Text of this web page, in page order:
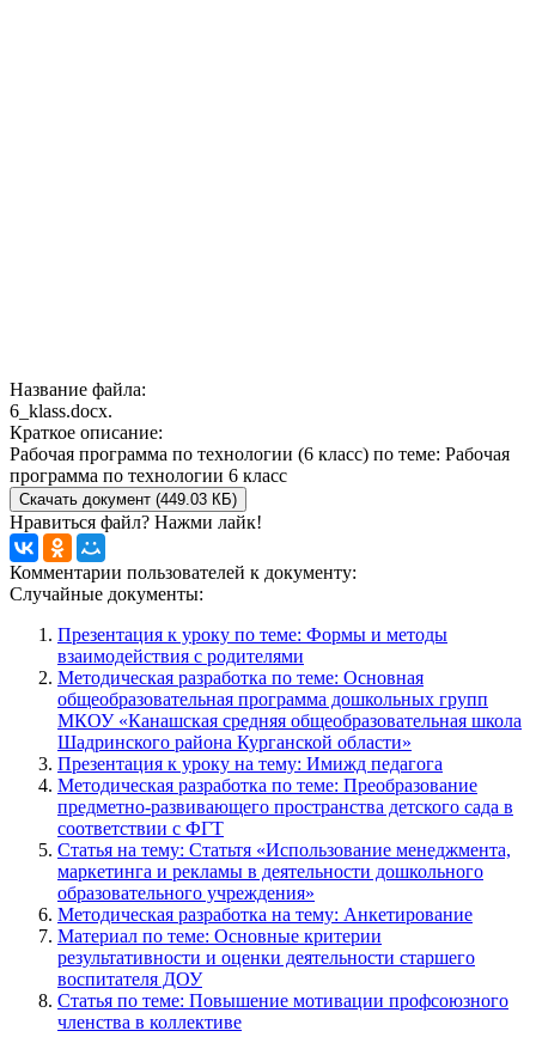
Название файла:
6_klass.docx.
Краткое описание:
Рабочая программа по технологии (6 класс) по теме: Рабочая
программа по технологии 6 класс
Скачать документ (449.03 КБ)
Нравиться файл? Нажми лайк!
Комментарии пользователей к документу:
Случайные документы:
Презентация к уроку по теме: Формы и методы
взаимодействия с родителями
Методическая разработка по теме: Основная
общеобразовательная программа дошкольных групп
МКОУ «Канашская средняя общеобразовательная школа
Шадринского района Курганской области»
Презентация к уроку на тему: Имижд педагога
Методическая разработка по теме: Преобразование
предметно-развивающего пространства детского сада в
соответствии с ФГТ
Статья на тему: Статьтя «Использование менеджмента,
маркетинга и рекламы в деятельности дошкольного
образовательного учреждения»
Методическая разработка на тему: Анкетирование
Материал по теме: Основные критерии
результативности и оценки деятельности старшего
воспитателя ДОУ
Статья по теме: Повышение мотивации профсоюзного
членства в коллективе